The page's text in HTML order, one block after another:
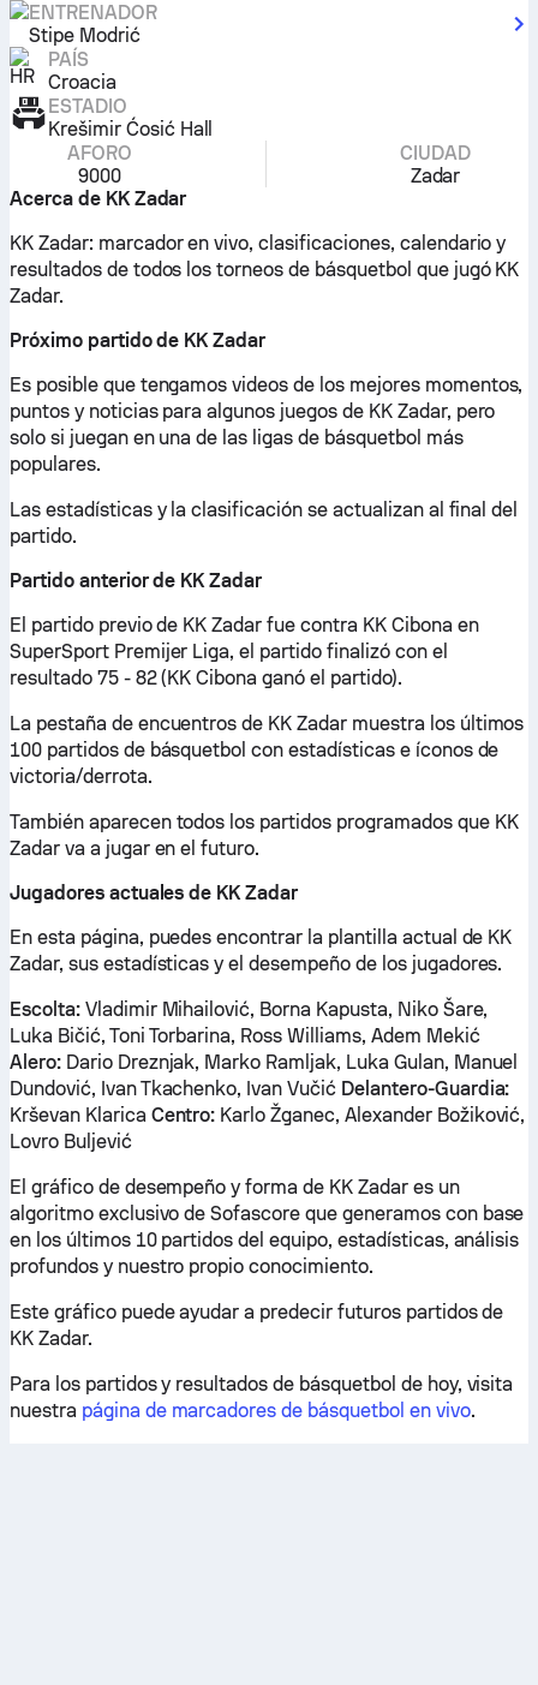
ENTRENADOR
Stipe Modrić
PAÍS
Croacia
ESTADIO
Krešimir Ćosić Hall
AFORO
9000
CIUDAD
Zadar
Acerca de KK Zadar
KK Zadar: marcador en vivo, clasificaciones, calendario y
resultados de todos los torneos de básquetbol que jugó KK
Zadar.
Próximo partido de KK Zadar
Es posible que tengamos videos de los mejores momentos,
puntos y noticias para algunos juegos de KK Zadar, pero
solo si juegan en una de las ligas de básquetbol más
populares.
Las estadísticas y la clasificación se actualizan al final del
partido.
Partido anterior de KK Zadar
El partido previo de KK Zadar fue contra KK Cibona en
SuperSport Premijer Liga, el partido finalizó con el
resultado 75 - 82 (KK Cibona ganó el partido).
La pestaña de encuentros de KK Zadar muestra los últimos
100 partidos de básquetbol con estadísticas e íconos de
victoria/derrota.
También aparecen todos los partidos programados que KK
Zadar va a jugar en el futuro.
Jugadores actuales de KK Zadar
En esta página, puedes encontrar la plantilla actual de KK
Zadar, sus estadísticas y el desempeño de los jugadores.
Escolta:Vladimir Mihailović, Borna Kapusta, Niko Šare,
Luka Bičić, Toni Torbarina, Ross Williams, Adem Mekić
Alero:Dario Dreznjak, Marko Ramljak, Luka Gulan, Manuel
Dundović, Ivan Tkachenko, Ivan Vučić Delantero-Guardia:
Krševan Klarica Centro: Karlo Žganec, Alexander Božiković,
Lovro Buljević
El gráfico de desempeño y forma de KK Zadar es un
algoritmo exclusivo de Sofascore que generamos con base
en los últimos 10 partidos del equipo, estadísticas, análisis
profundos y nuestro propio conocimiento.
Este gráfico puede ayudar a predecir futuros partidos de
KK Zadar.
Para los partidos y resultados de básquetbol de hoy, visita
nuestra página de marcadores de básquetbol en vivo.